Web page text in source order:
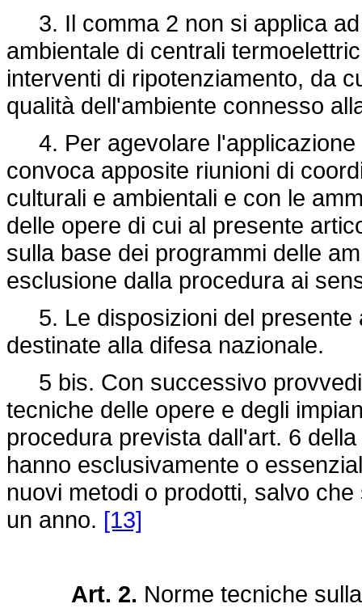
3. Il comma 2 non si applica
ambientale di centrali
interventi di ripotenziamento, da
qualità dell'ambiente connesso
4. Per agevolare l'applicazione
convoca apposite riunioni di
culturali e ambientali e con le
delle opere di cui al presente
sulla base dei programmi delle
esclusione dalla procedura ai
5. Le disposizioni del presente
destinate alla difesa nazionale.
5 bis. Con successivo
tecniche delle opere e degli
procedura prevista dall'art. 6 della
hanno esclusivamente o
nuovi metodi o prodotti, salvo
un anno. [13]
Art. 2. Norme tecniche